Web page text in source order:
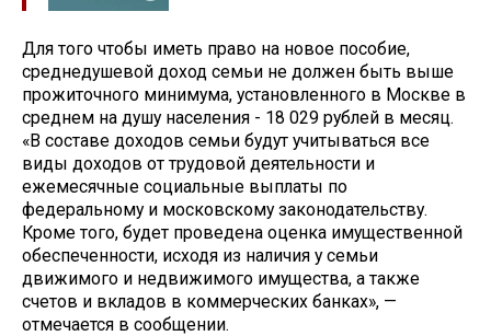
Для того чтобы иметь право на новое пособие,
среднедушевой доход семьи не должен быть выше
прожиточного минимума, установленного в Москве в
среднем на душу населения - 18 029 рублей в месяц.
«В составе доходов семьи будут учитываться все
виды доходов от трудовой деятельности и
ежемесячные социальные выплаты по
федеральному и московскому законодательству.
Кроме того, будет проведена оценка имущественной
обеспеченности, исходя из наличия у семьи
движимого и недвижимого имущества, а также
счетов и вкладов в коммерческих банках», —
отмечается в сообщении.